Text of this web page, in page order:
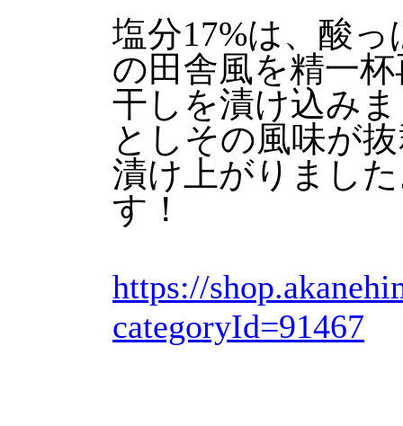
塩分17%は、酸
の田舎風を精一
干しを漬け込み
としその風味が
漬け上がりまし
す！
https://
categoryId=91467